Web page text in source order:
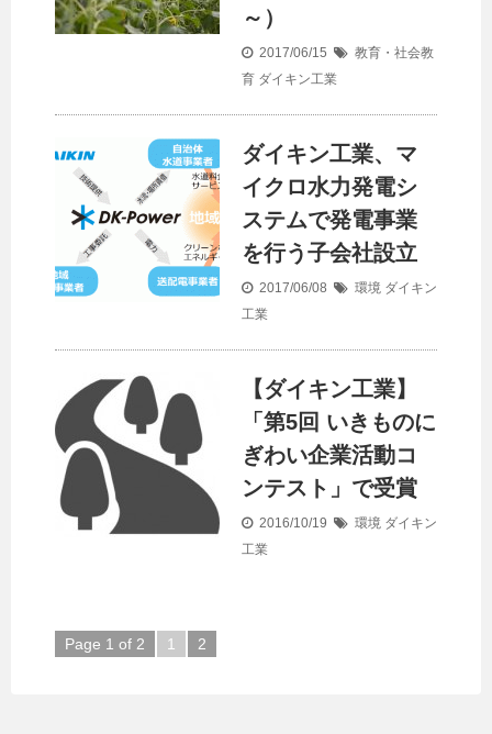
～）
2017/06/15
教育・社会教
育 ダイキン工業
ダイキン工業、マ
イクロ水力発電シ
ステムで発電事業
を行う子会社設立
2017/06/08 環境 ダイキン
工業
【ダイキン工業】
「第5回 いきものに
ぎわい企業活動コ
ンテスト」で受賞
2016/10/19 環境 ダイキン
工業
Page 1 of 2 1 2